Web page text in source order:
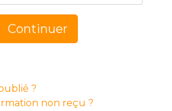
Continuer
?
non reçu ?